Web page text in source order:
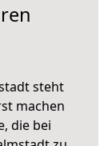
steht
machen
die bei